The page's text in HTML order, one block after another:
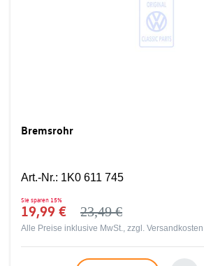
Bremsrohr
Art.-Nr.: 1K0 611 745
Sie sparen 15%
19,99 € 23,49 €
Alle Preise inklusive MwSt., zzgl. Versandkosten